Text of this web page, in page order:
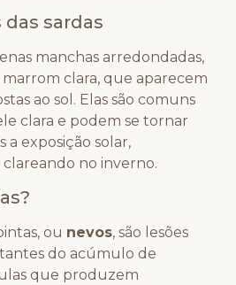
sardas
manchas arredondadas,
clara, que aparecem
ao sol. Elas são comuns
clara e podem se tornar
a exposição solar,
no inverno.
ou nevos, são lesões
do acúmulo de
que produzem